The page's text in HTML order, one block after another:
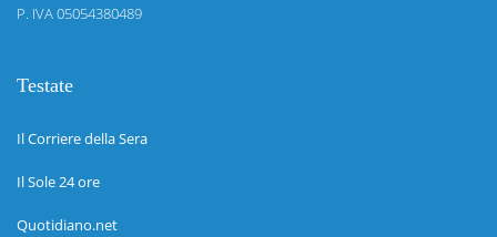
P. IVA 05054380489
Testate
Il Corriere della Sera
Il Sole 24 ore
Quotidiano.net